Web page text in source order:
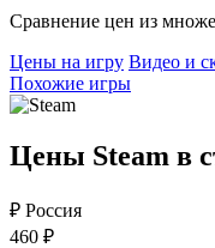
Сравнение цен из
Цены на игру Видео и
Похожие игры
Цены Steam в
₽ Россия
460 ₽